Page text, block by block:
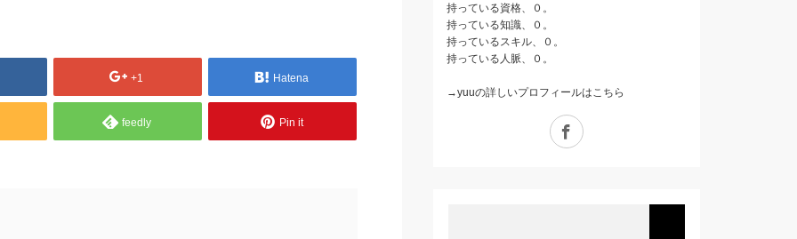
+1 Hatena
feedly Pin it
持っている資格、０。
持っている知識、０。
持っているスキル、０。
持っている人脈、０。
→yuuの詳しいプロフィールはこちら